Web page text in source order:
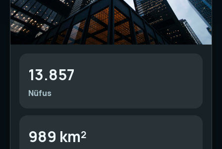
13.857
Nüfus
989 km²